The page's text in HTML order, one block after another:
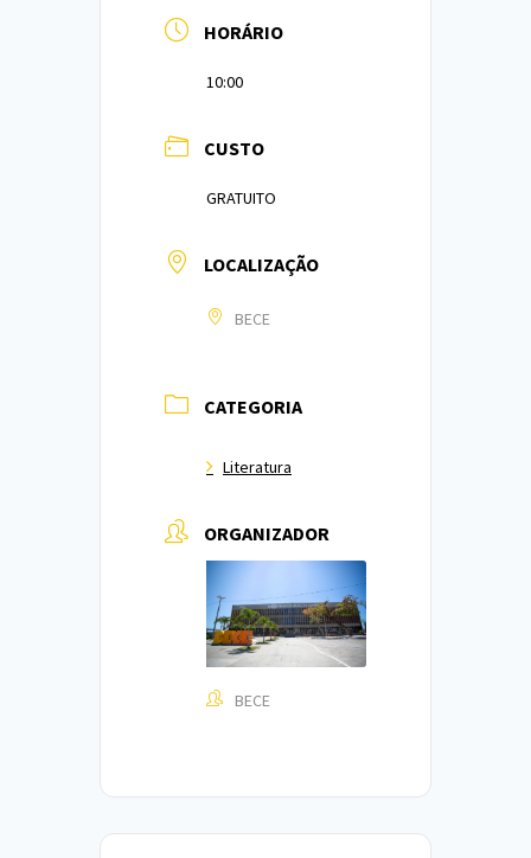
HORÁRIO
10:00
CUSTO
GRATUITO
LOCALIZAÇÃO
BECE
CATEGORIA
Literatura
ORGANIZADOR
BECE